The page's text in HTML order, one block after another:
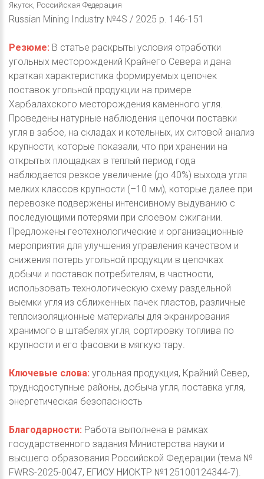
Якутск, Российская Федерация
Russian Mining Industry №4S / 2025 p. 146-151
Резюме: В статье раскрыты условия отработки
угольных месторождений Крайнего Севера и дана
краткая характеристика формируемых цепочек
поставок угольной продукции на примере
Харбалахского месторождения каменного угля.
Проведены натурные наблюдения цепочки поставки
угля в забое, на складах и котельных, их ситовой анализ
крупности, которые показали, что при хранении на
открытых площадках в теплый период года
наблюдается резкое увеличение (до 40%) выхода угля
мелких классов крупности (–10 мм), которые далее при
перевозке подвержены интенсивному выдуванию с
последующими потерями при слоевом сжигании.
Предложены геотехнологические и организационные
мероприятия для улучшения управления качеством и
снижения потерь угольной продукции в цепочках
добычи и поставок потребителям, в частности,
использовать технологическую схему раздельной
выемки угля из сближенных пачек пластов, различные
теплоизоляционные материалы для экранирования
хранимого в штабелях угля, сортировку топлива по
крупности и его фасовки в мягкую тару.
Ключевые слова: угольная продукция, Крайний Север,
труднодоступные районы, добыча угля, поставка угля,
энергетическая безопасность
Благодарности: Работа выполнена в рамках
государственного задания Министерства науки и
высшего образования Российской Федерации (тема №
FWRS-2025-0047, ЕГИСУ НИОКТР №125100124344-7).